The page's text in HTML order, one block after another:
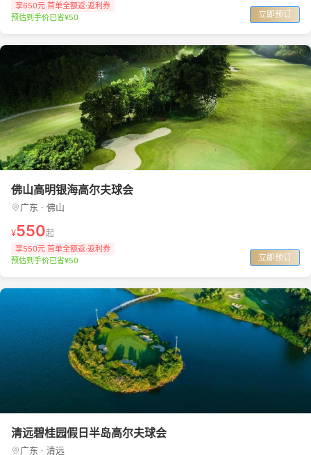
享650元 首单全额返·返利券
预估到手价已省¥50
立即预订
佛山高明银海高尔夫球会
广东 · 佛山
¥550起
享550元 首单全额返·返利券
预估到手价已省¥50
立即预订
清远碧桂园假日半岛高尔夫球会
广东 · 清远